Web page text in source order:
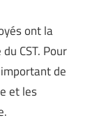
ont la
CST. Pour
de
et les